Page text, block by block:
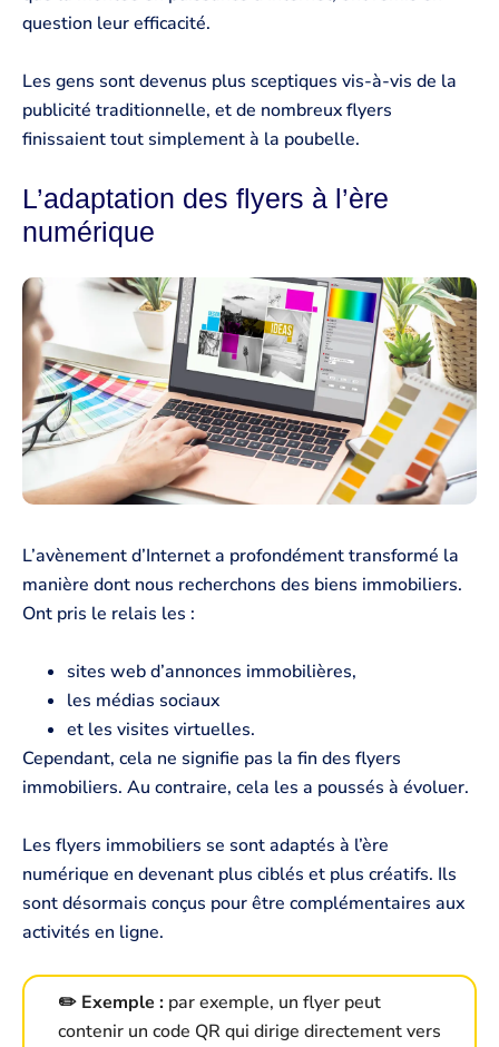
question leur efficacité.
Les gens sont devenus plus sceptiques vis-à-vis de la
publicité traditionnelle, et de nombreux flyers
finissaient tout simplement à la poubelle.
L’adaptation des flyers à l’ère
numérique
L’avènement d’Internet a profondément transformé la
manière dont nous recherchons des biens immobiliers.
Ont pris le relais les :
sites web d’annonces immobilières,
les médias sociaux
et les visites virtuelles.
Cependant, cela ne signifie pas la fin des flyers
immobiliers. Au contraire, cela les a poussés à évoluer.
Les flyers immobiliers se sont adaptés à l’ère
numérique en devenant plus ciblés et plus créatifs. Ils
sont désormais conçus pour être complémentaires aux
activités en ligne.
✏️ Exemple : par exemple, un flyer peut
contenir un code QR qui dirige directement vers